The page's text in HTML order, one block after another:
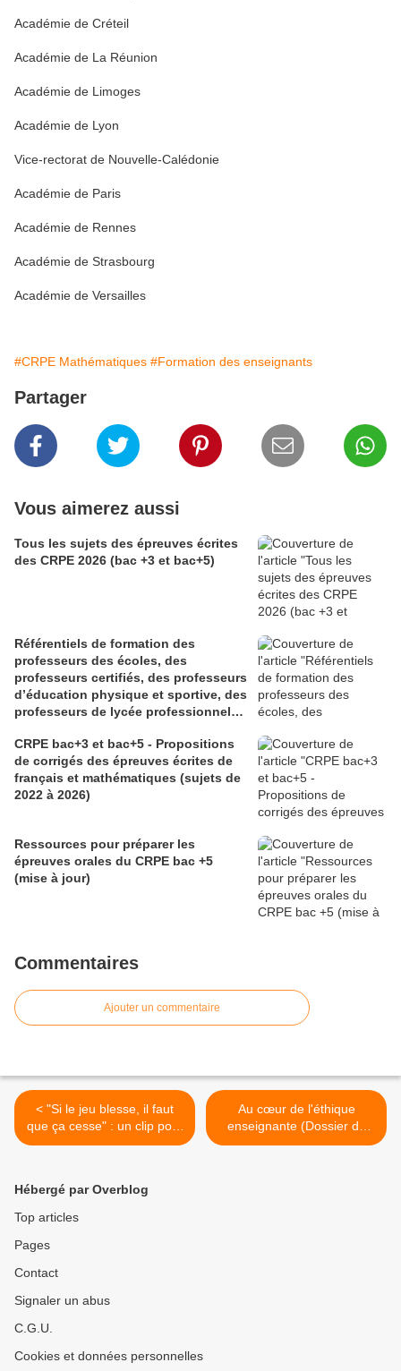
Académie de Créteil
Académie de La Réunion
Académie de Limoges
Académie de Lyon
Vice-rectorat de Nouvelle-Calédonie
Académie de Paris
Académie de Rennes
Académie de Strasbourg
Académie de Versailles
#CRPE Mathématiques #Formation des enseignants
Partager
Vous aimerez aussi
Tous les sujets des épreuves écrites
des CRPE 2026 (bac +3 et bac+5)
Référentiels de formation des
professeurs des écoles, des
professeurs certifiés, des professeurs
d’éducation physique et sportive, des
professeurs de lycée professionnel
certaines sections professionnelles,
et des conseillers principaux
d’éducation (Bulletin officiel spécial
n° 1 du 28 mai 2026)
CRPE bac+3 et bac+5 - Propositions
de corrigés des épreuves écrites de
français et mathématiques (sujets de
2022 à 2026)
Ressources pour préparer les
épreuves orales du CRPE bac +5
(mise à jour)
Commentaires
Ajouter un commentaire
< "Si le jeu blesse, il faut
que ça cesse" : un clip pour
sensibiliser les élèves au
Au cœur de l'éthique
enseignante (Dossier de
veille de l'IFÉ) >
Hébergé par Overblog
Top articles
Pages
Contact
Signaler un abus
C.G.U.
Cookies et données personnelles